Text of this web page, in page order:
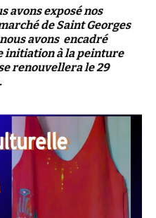
avons exposé nos
de Saint Georges
avons encadré
initiation à la peinture
renouvellera le 29